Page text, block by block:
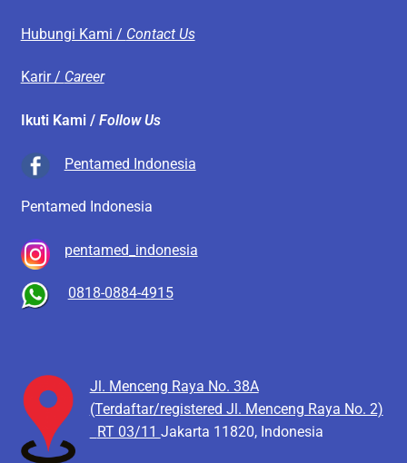
Hubungi Kami / Contact Us
Karir / Career
Ikuti Kami / Follow Us
Pentamed Indonesia
Pentamed Indonesia
pentamed_indonesia
0818-0884-4915
Jl. Menceng Raya No. 38A
(Terdaftar/registered Jl. Menceng Raya No. 2)
RT 03/11 Jakarta 11820, Indonesia